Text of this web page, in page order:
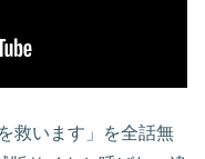
救います」を全話無